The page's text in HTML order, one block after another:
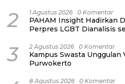
2 1 Agustus 2026 0 Komentar
PAHAM Insight Hadirkan
Perpres LGBT Dianalisis
3 2 Agustus 2026 0 Komentar
Kampus Swasta Unggulan
Purwokerto
8 Agustus 2026 0 Komentar